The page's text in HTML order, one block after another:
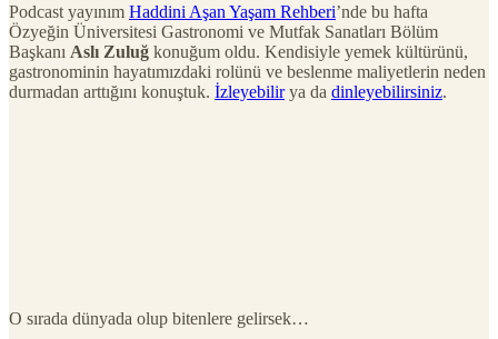
Podcast yayınım Haddini Aşan Yaşam Rehberi’nde bu hafta
Özyeğin Üniversitesi Gastronomi ve Mutfak Sanatları Bölüm
Başkanı Aslı Zuluğ konuğum oldu. Kendisiyle yemek kültürünü,
gastronominin hayatımızdaki rolünü ve beslenme maliyetlerin neden
durmadan arttığını konuştuk. İzleyebilirya da dinleyebilirsiniz.
O sırada dünyada olup bitenlere gelirsek…